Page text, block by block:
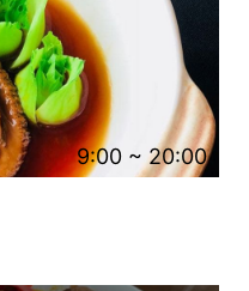
9:00 ~ 20:00